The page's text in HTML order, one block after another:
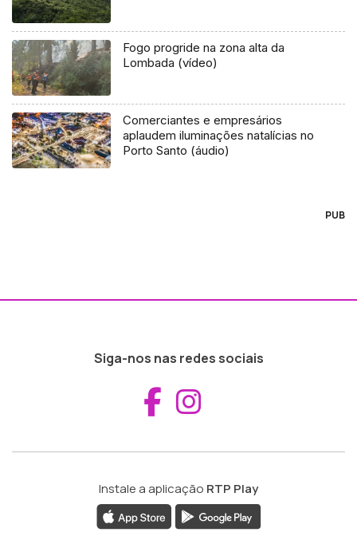
Fogo progride na zona alta da
Lombada (vídeo)
Comerciantes e empresários
aplaudem iluminações natalícias no
Porto Santo (áudio)
PUB
Siga-nos nas redes sociais
Aceder ao
Instale a aplicação RTP Play